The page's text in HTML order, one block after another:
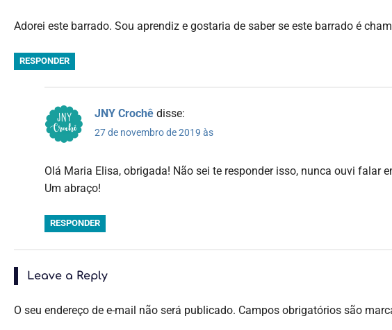
Adorei este barrado. Sou aprendiz e gostaria de saber se este barrado é
RESPONDER
JNY Crochê disse:
27 de novembro de 2019 às
Olá Maria Elisa, obrigada! Não sei te responder isso, nunca ouvi falar
Um abraço!
RESPONDER
Leave a Reply
O seu endereço de e-mail não será publicado. Campos obrigatórios são